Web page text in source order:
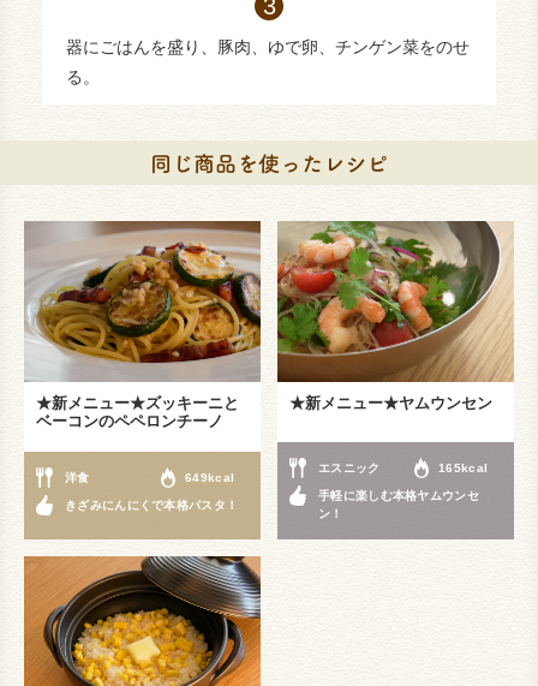
器にごはんを盛り、豚肉、ゆで卵、チンゲン菜をのせ
る。
★新メニュー★ズッキーニと
ベーコンのペペロンチーノ
洋食 649kcal
きざみにんにくで本格パスタ！
★新メニュー★ヤムウンセン
エスニック 165kcal
手軽に楽しむ本格ヤムウンセ
ン！